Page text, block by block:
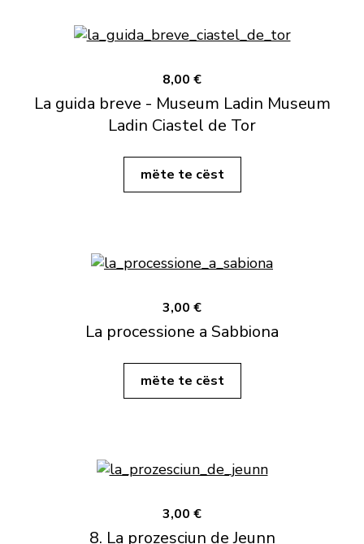
8,00 €
La guida breve - Museum Ladin Museum
Ladin Ciastel de Tor
mëte te cëst
3,00 €
La processione a Sabbiona
mëte te cëst
3,00 €
8. La prozesciun de Jeunn